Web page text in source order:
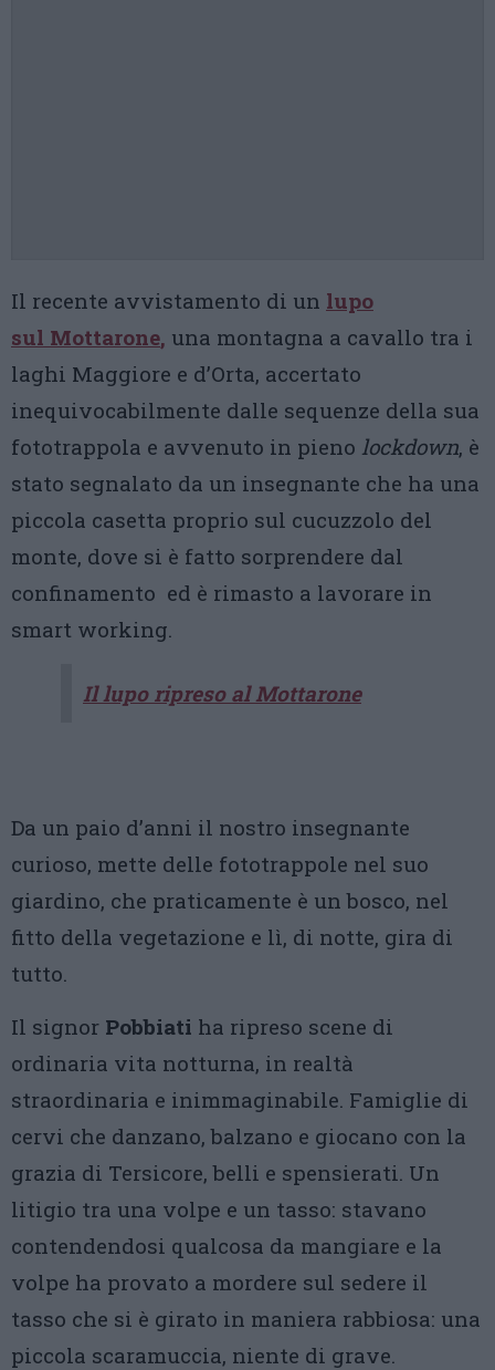
Il recente avvistamento di un lupo
sul Mottarone, una montagna a cavallo tra i
laghi Maggiore e d’Orta, accertato
inequivocabilmente dalle sequenze della sua
fototrappola e avvenuto in pieno lockdown, è
stato segnalato da un insegnante che ha una
piccola casetta proprio sul cucuzzolo del
monte, dove si è fatto sorprendere dal
confinamento ed è rimasto a lavorare in
smart working.
Il lupo ripreso al Mottarone
Da un paio d’anni il nostro insegnante
curioso, mette delle fototrappole nel suo
giardino, che praticamente è un bosco, nel
fitto della vegetazione e lì, di notte, gira di
tutto.
Il signor Pobbiati ha ripreso scene di
ordinaria vita notturna, in realtà
straordinaria e inimmaginabile. Famiglie di
cervi che danzano, balzano e giocano con la
grazia di Tersicore, belli e spensierati. Un
litigio tra una volpe e un tasso: stavano
contendendosi qualcosa da mangiare e la
volpe ha provato a mordere sul sedere il
tasso che si è girato in maniera rabbiosa: una
piccola scaramuccia, niente di grave.